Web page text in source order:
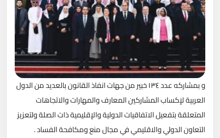
و بمشاركه عدد ١٣٤ خبير من جهات انفاذ القانون بالعديد من الدول
العربية لإكساب المشاركين المعارف والمهارات والاتجاهات
المتعلقة بتفعيل الاتفاقيات الدولية والإقليمية ذات الصلة ولتعزيز
التعاون الدولي والاقليمي في مجال منع ومكافحة الفساد .